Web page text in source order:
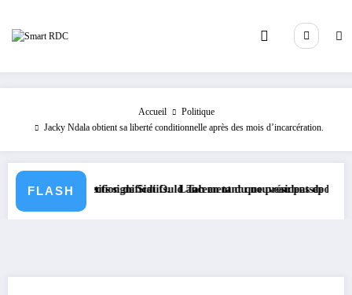
contenu
Accueil
Politique
Jacky Ndala obtient sa liberté conditionnelle après des mois d’incarcération.
FLASH
législatifs significatifs.
à l’élection de Sidi Ould Tah en tant que président de la Banque
Lancement du nouveau passeport